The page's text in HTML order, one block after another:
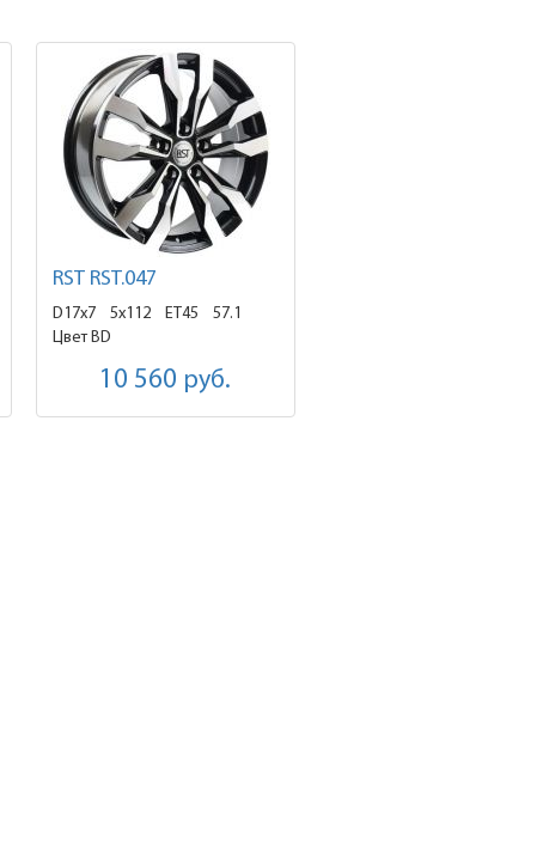
RST RST.047
D17x7 5x112 ET45
57.1
Цвет BD
10 560 руб.